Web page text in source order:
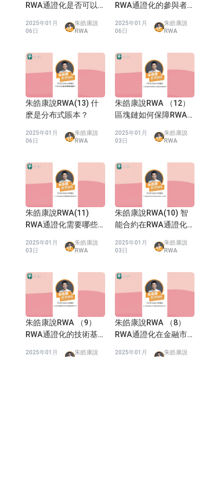
RWA通證化是否可以
2025年01月
06日
朱皓康說
RWA
RWA通證化的參與者
2025年01月
06日
朱皓康說
RWA
朱皓康說RWA(13) 什
麽是分布式賬本？
2025年01月
06日
朱皓康說
RWA
朱皓康說RWA （12）
區塊鏈如何保障RWA
2025年01月
03日
朱皓康說
RWA
朱皓康說RWA(11)
RWA通證化需要哪些
2025年01月
03日
朱皓康說
RWA
朱皓康說RWA(10) 智
能合約在RWA通證化
2025年01月
03日
朱皓康說
RWA
朱皓康說RWA （9）
RWA通證化的技術基
2025年01月
朱皓康說
朱皓康說RWA （8）
RWA通證化在金融市
2025年01月
朱皓康說